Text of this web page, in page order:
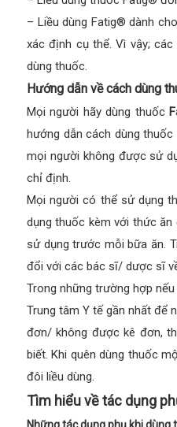
– Liều dùng Fatig® dành
xác định cụ thể. Vì vậy;
dùng thuốc.
Hướng dẫn về cách dùng
Mọi người hãy dùng thuốc
hướng dẫn cách dùng
mọi người không được sử
chỉ định.
Mọi người có thể sử dụng
dụng thuốc kèm với thức
sử dụng trước mỗi bữa ăn.
đổi với các bác sĩ/ dược sĩ
Trong những trường hợp
Trung tâm Y tế gần nhất để
đơn/ không được kê đơn,
biết. Khi quên dùng thuốc
đôi liều dùng.
Tìm hiểu về tác dụng